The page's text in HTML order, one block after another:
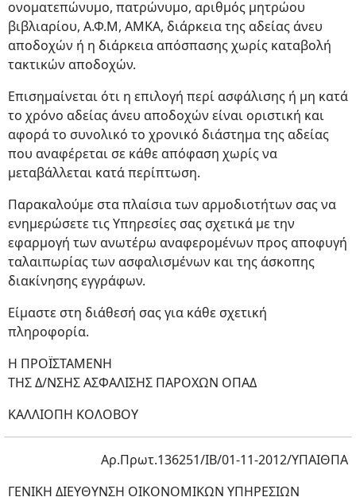
ονοματεπώνυμο, πατρώνυμο, αριθμός μητρώου
βιβλιαρίου, Α.Φ.Μ, ΑΜΚΑ, διάρκεια της αδείας άνευ
αποδοχών ή η διάρκεια απόσπασης χωρίς καταβολή
τακτικών αποδοχών.
Επισημαίνεται ότι η επιλογή περί ασφάλισης ή μη κατά
το χρόνο αδείας άνευ αποδοχών είναι οριστική και
αφορά το συνολικό το χρονικό διάστημα της αδείας
που αναφέρεται σε κάθε απόφαση χωρίς να
μεταβάλλεται κατά περίπτωση.
Παρακαλούμε στα πλαίσια των αρμοδιοτήτων σας να
ενημερώσετε τις Υπηρεσίες σας σχετικά με την
εφαρμογή των ανωτέρω αναφερομένων προς αποφυγή
ταλαιπωρίας των ασφαλισμένων και της άσκοπης
διακίνησης εγγράφων.
Είμαστε στη διάθεσή σας για κάθε σχετική
πληροφορία.
Η ΠΡΟΪΣΤΑΜΕΝΗ
ΤΗΣ Δ/ΝΣΗΣ ΑΣΦΑΛΙΣΗΣ ΠΑΡΟΧΩΝ ΟΠΑΔ
ΚΑΛΛΙΟΠΗ ΚΟΛΟΒΟΥ
Αρ.Πρωτ.136251/ΙΒ/01-11-2012/ΥΠΑΙΘΠΑ
ΓΕΝΙΚΗ ΔΙΕΥΘΥΝΣΗ ΟΙΚΟΝΟΜΙΚΩΝ ΥΠΗΡΕΣΙΩΝ